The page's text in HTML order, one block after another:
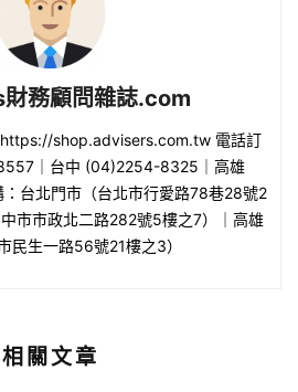
務顧問雜誌.com
shop.advisers.com.tw 電話訂
｜台中 (04)2254-8325｜高雄
台北門市（台北市行愛路78巷28號2
市市政北二路282號5樓之7）｜高雄
民生一路56號21樓之3）
相關文章